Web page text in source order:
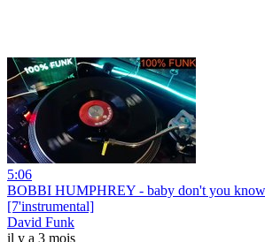
5:06
BOBBI HUMPHREY - baby don't you
[7'instrumental]
David Funk
il y a 3 mois